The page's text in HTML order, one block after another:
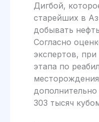
Дигбой,
старейших в
добывать
Согласно
экспертов,
этапа по
месторождения
303 тысяч